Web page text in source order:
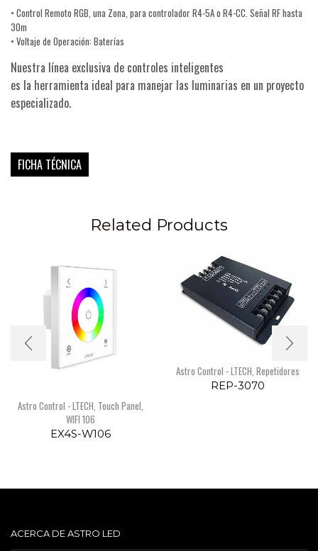
• Control Remoto RGB, una Zona, para controlador R4-5A o R4-CC. Señal RF hasta
30m
• Voltaje de Operación: Baterías
Nuestra línea exclusiva de controles inteligentes
es la herramienta ideal para manejar las luminarias en un proyecto
especializado.
FICHA TÉCNICA
Related Products
Astro Control - LTECH, Touch Panel,
WIFI 106
EX4S-W106
Astro Control - LTECH, Repetidores
REP-3070
ACERCA DE ASTRO LED